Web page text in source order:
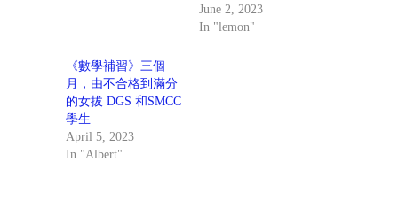
June 2, 2023
In "lemon"
《數學補習》三個
月，由不合格到滿分
的女拔 DGS 和SMCC
學生
April 5, 2023
In "Albert"